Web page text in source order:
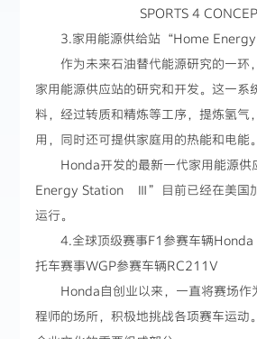
SPORTS 4
3.家用能源供给站“Home
作为未来石油替代能源研究的一环
家用能源供应站的研究和开发。这一系
料，经过转质和精炼等工序，提炼氢气
用，同时还可提供家庭用的热能和电
Honda开发的最新一代家用能源供
Energy Station Ⅲ”目前已经在美国
运行。
4.全球顶级赛事F1参赛车辆
托车赛事WGP参赛车辆RC211V
Honda自创业以来，一直将赛场作
程师的场所，积极地挑战各项赛车运动